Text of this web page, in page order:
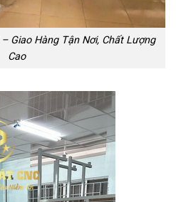
Giao Hàng Tận Nơi, Chất Lượng
Cao